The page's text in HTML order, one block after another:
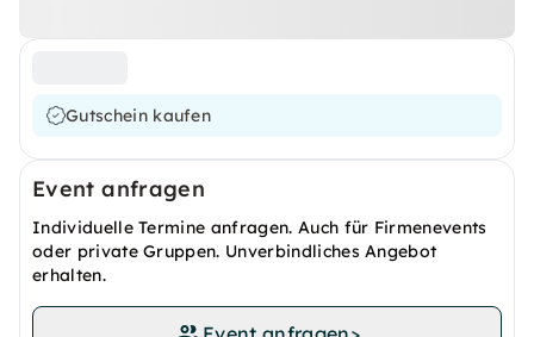
Gutschein kaufen
Event anfragen
Individuelle Termine anfragen. Auch für Firmenevents
oder private Gruppen. Unverbindliches Angebot
erhalten.